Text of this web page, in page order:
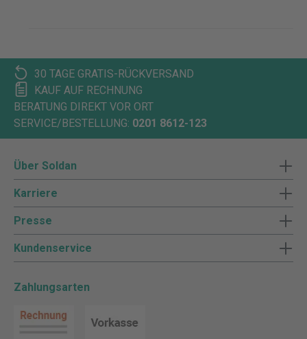
30 TAGE GRATIS-RÜCKVERSAND
KAUF AUF RECHNUNG
BERATUNG DIREKT VOR ORT
SERVICE/BESTELLUNG: 0201 8612-123
Über Soldan
Karriere
Presse
Kundenservice
Zahlungsarten